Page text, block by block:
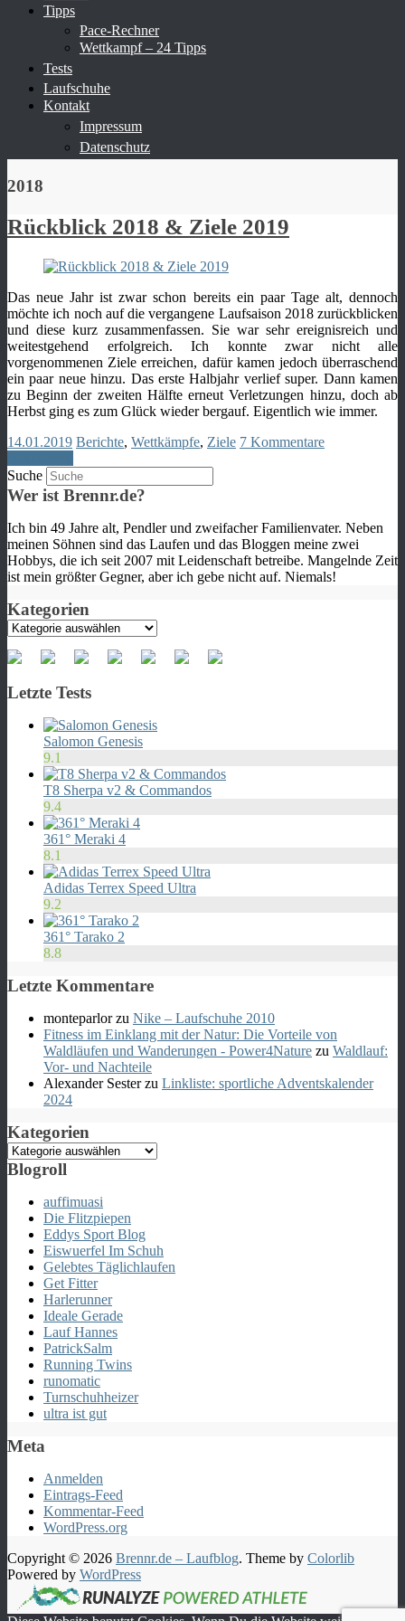
Tipps
Pace-Rechner
Wettkampf – 24 Tipps
Tests
Laufschuhe
Kontakt
Impressum
Datenschutz
2018
Rückblick 2018 & Ziele 2019
Das neue Jahr ist zwar schon bereits ein paar Tage alt, dennoch
möchte ich noch auf die vergangene Laufsaison 2018 zurückblicken
und diese kurz zusammenfassen. Sie war sehr ereignisreich und
weitestgehend erfolgreich. Ich konnte zwar nicht alle
vorgenommenen Ziele erreichen, dafür kamen jedoch überraschend
ein paar neue hinzu. Das erste Halbjahr verlief super. Dann kamen
zu Beginn der zweiten Hälfte erneut Verletzungen hinzu, doch ab
Herbst ging es zum Glück wieder bergauf. Eigentlich wie immer.
14.01.2019 Berichte, Wettkämpfe, Ziele 7 Kommentare
Suche
Wer ist Brennr.de?
Ich bin 49 Jahre alt, Pendler und zweifacher Familienvater. Neben
meinen Söhnen sind das Laufen und das Bloggen meine zwei
Hobbys, die ich seit 2007 mit Leidenschaft betreibe. Mangelnde Zeit
ist mein größter Gegner, aber ich gebe nicht auf. Niemals!
Kategorien
Kategorien
Letzte Tests
Salomon Genesis
9.1
T8 Sherpa v2 & Commandos
9.4
361° Meraki 4
8.1
Adidas Terrex Speed Ultra
9.2
361° Tarako 2
8.8
Letzte Kommentare
monteparlorzu Nike – Laufschuhe 2010
Fitness im Einklang mit der Natur: Die Vorteile von
Waldläufen und Wanderungen - Power4Nature zu Waldlauf:
Vor- und Nachteile
Alexander Sesterzu Linkliste: sportliche Adventskalender
2024
Kategorien
Kategorien
Blogroll
auffimuasi
Die Flitzpiepen
Eddys Sport Blog
Eiswuerfel Im Schuh
Gelebtes Täglichlaufen
Get Fitter
Harlerunner
Ideale Gerade
Lauf Hannes
PatrickSalm
Running Twins
runomatic
Turnschuhheizer
ultra ist gut
Meta
Anmelden
Eintrags-Feed
Kommentar-Feed
WordPress.org
Copyright © 2026 Brennr.de – Laufblog. Theme by Colorlib
Powered by WordPress